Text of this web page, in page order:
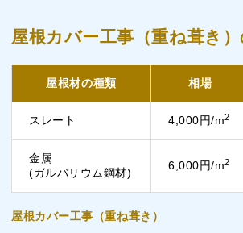
屋根カバー工事（重ね葺き
屋根材の種類 相場
スレート 4,000円/m2
金属
(ガルバリウム鋼材)
6,000円/m2
屋根カバー工事（重ね葺き）